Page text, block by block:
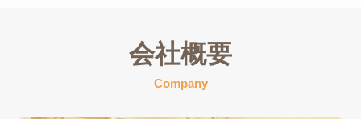
会社概要
Company